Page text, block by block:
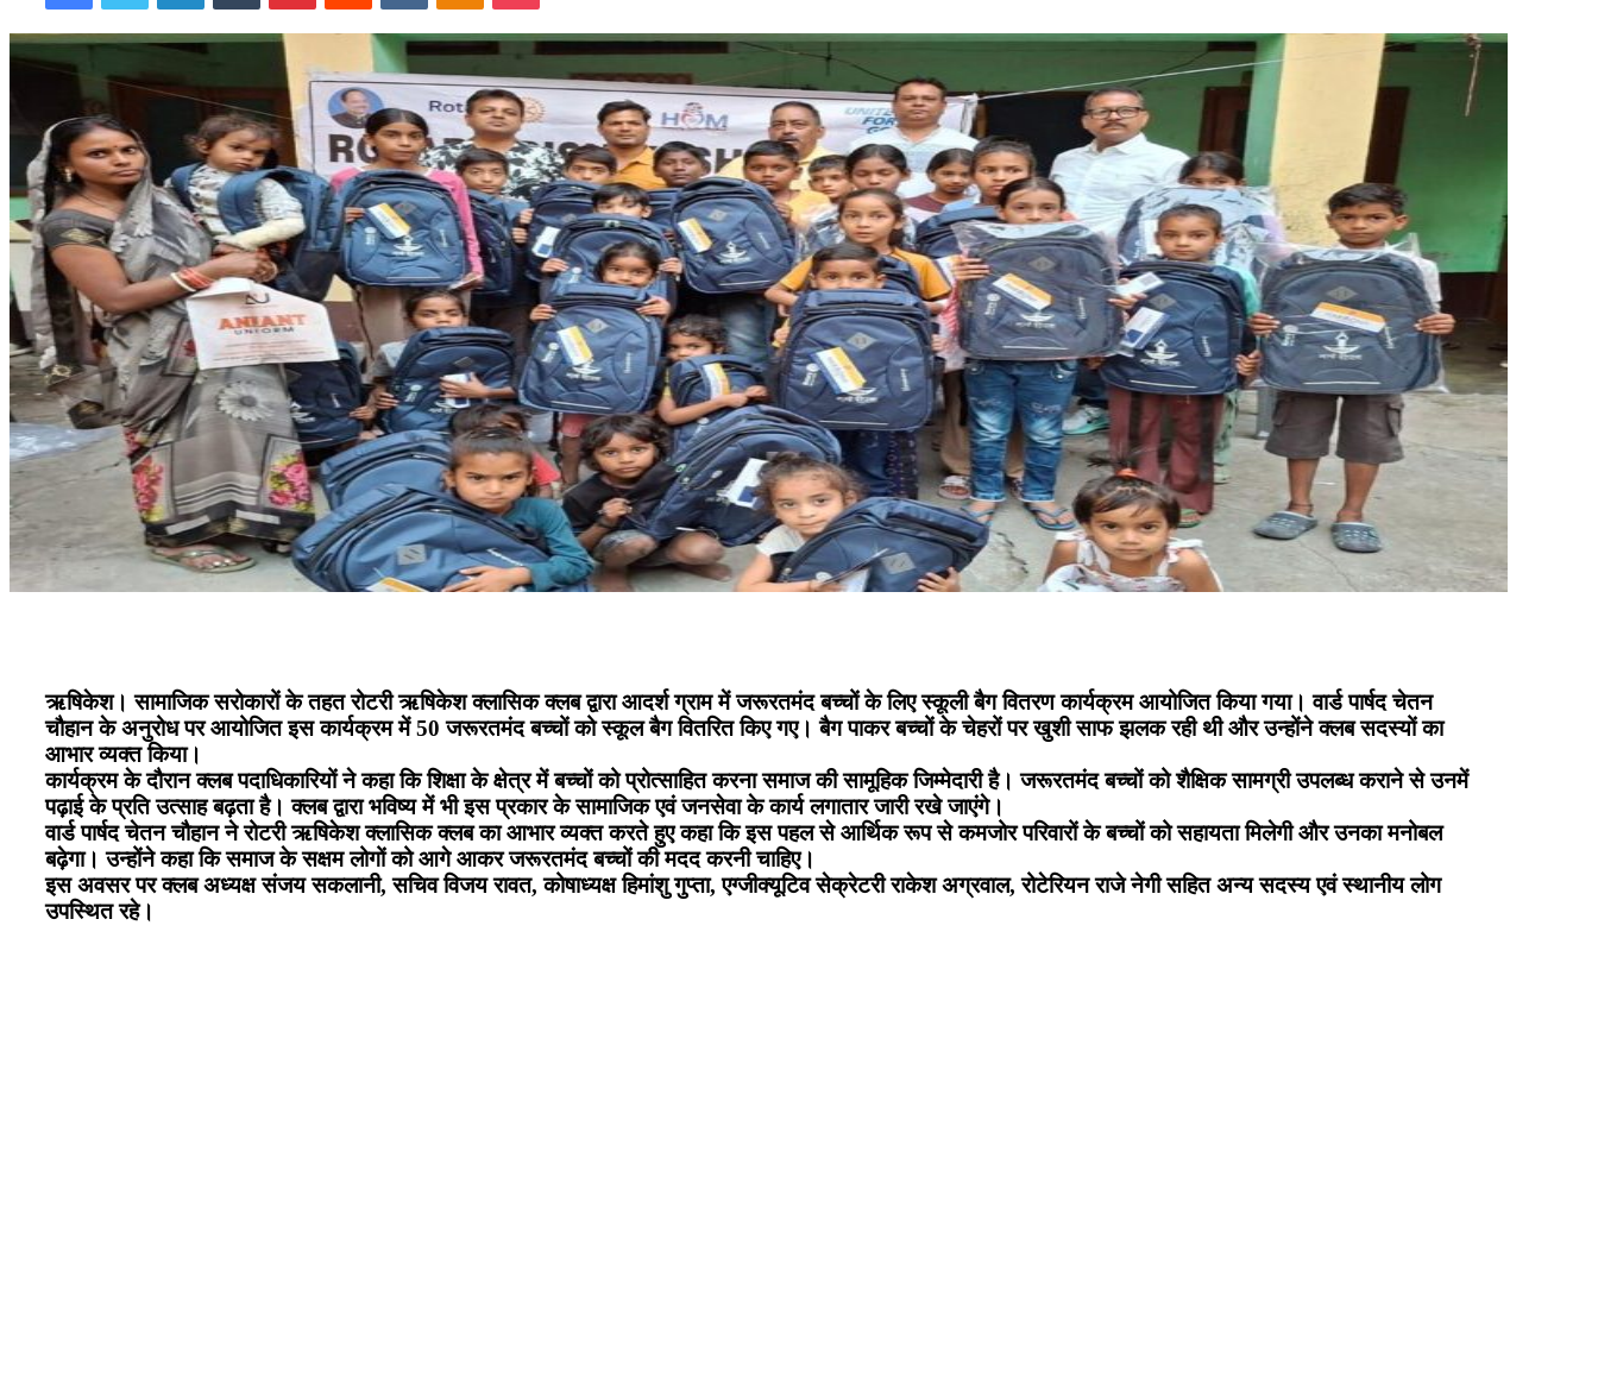
ऋषिकेश। सामाजिक सरोकारों के तहत रोटरी ऋषिकेश क्लासिक क्लब द्वारा आदर्श ग्राम में जरूरतमंद बच्चों के लिए स्कूली बैग वितरण कार्यक्रम आयोजित किया गया। वार्ड पार्षद चेतन
चौहान के अनुरोध पर आयोजित इस कार्यक्रम में 50 जरूरतमंद बच्चों को स्कूल बैग वितरित किए गए। बैग पाकर बच्चों के चेहरों पर खुशी साफ झलक रही थी और उन्होंने क्लब सदस्यों का
आभार व्यक्त किया।
कार्यक्रम के दौरान क्लब पदाधिकारियों ने कहा कि शिक्षा के क्षेत्र में बच्चों को प्रोत्साहित करना समाज की सामूहिक जिम्मेदारी है। जरूरतमंद बच्चों को शैक्षिक सामग्री उपलब्ध कराने से उनमें
पढ़ाई के प्रति उत्साह बढ़ता है। क्लब द्वारा भविष्य में भी इस प्रकार के सामाजिक एवं जनसेवा के कार्य लगातार जारी रखे जाएंगे।
वार्ड पार्षद चेतन चौहान ने रोटरी ऋषिकेश क्लासिक क्लब का आभार व्यक्त करते हुए कहा कि इस पहल से आर्थिक रूप से कमजोर परिवारों के बच्चों को सहायता मिलेगी और उनका मनोबल
बढ़ेगा। उन्होंने कहा कि समाज के सक्षम लोगों को आगे आकर जरूरतमंद बच्चों की मदद करनी चाहिए।
इस अवसर पर क्लब अध्यक्ष संजय सकलानी, सचिव विजय रावत, कोषाध्यक्ष हिमांशु गुप्ता, एग्जीक्यूटिव सेक्रेटरी राकेश अग्रवाल, रोटेरियन राजे नेगी सहित अन्य सदस्य एवं स्थानीय लोग
उपस्थित रहे।